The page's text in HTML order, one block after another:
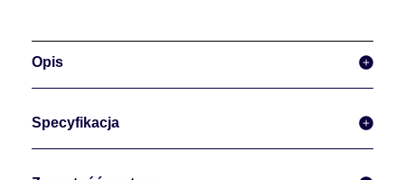
Opis
Specyfikacja